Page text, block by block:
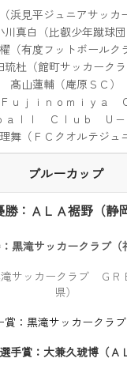
浜見平ジュニアサッカ
川真白（比叡少年蹴球団
（有度フットボールク
琉杜（館町サッカークラ
髙山蓮輔（庵原ＳＣ）
ｕｊｉｎｏｍｉｙａ
ａｌｌ Ｃｌｕｂ Ｕ−
舞（ＦＣクオルテジュ
ブルーカップ
：ＡＬＡ裾野（静
黒滝サッカークラブ（
サッカークラブ ＧＲ
県）
賞：黒滝サッカークラブ
手賞：大兼久琥博（Ａ